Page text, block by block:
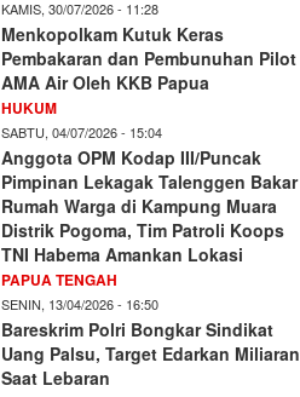
KAMIS, 30/07/2026 - 11:28
Menkopolkam Kutuk Keras
Pembakaran dan Pembunuhan Pilot
AMA Air Oleh KKB Papua
HUKUM
SABTU, 04/07/2026 - 15:04
Anggota OPM Kodap III/Puncak
Pimpinan Lekagak Talenggen Bakar
Rumah Warga di Kampung Muara
Distrik Pogoma, Tim Patroli Koops
TNI Habema Amankan Lokasi
PAPUA TENGAH
SENIN, 13/04/2026 - 16:50
Bareskrim Polri Bongkar Sindikat
Uang Palsu, Target Edarkan Miliaran
Saat Lebaran